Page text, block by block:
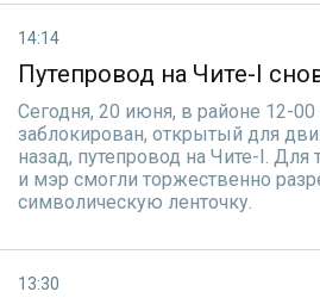
14:14
Путепровод на Чите-I
Сегодня, 20 июня, в районе 12-
заблокирован, открытый для
назад, путепровод на Чите-I. Для
и мэр смогли торжественно
символическую ленточку.
13:30